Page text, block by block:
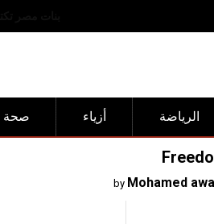
صحة أزياء الرياضة
Mohamed